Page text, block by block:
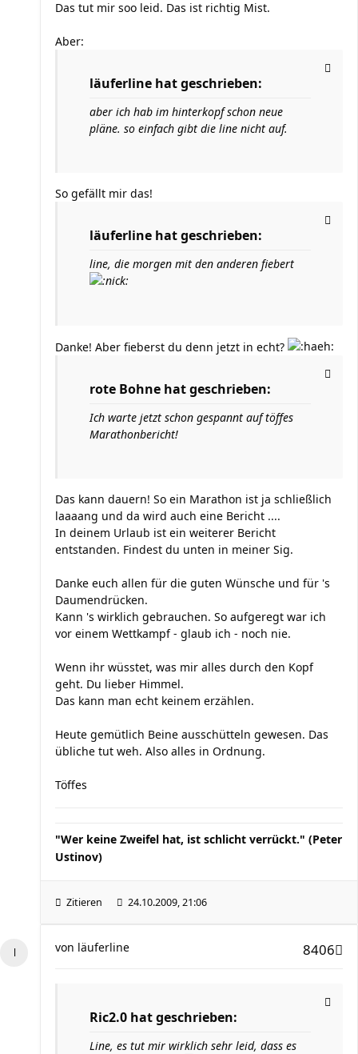
Das tut mir soo leid. Das ist richtig Mist.
Aber:
läuferline hat geschrieben:
aber ich hab im hinterkopf schon neue
pläne. so einfach gibt die line nicht auf.
So gefällt mir das!
läuferline hat geschrieben:
line, die morgen mit den anderen fiebert
Danke! Aber fieberst du denn jetzt in echt?
rote Bohne hat geschrieben:
Ich warte jetzt schon gespannt auf töffes
Marathonbericht!
Das kann dauern! So ein Marathon ist ja schließlich
laaaang und da wird auch eine Bericht ....
In deinem Urlaub ist ein weiterer Bericht
entstanden. Findest du unten in meiner Sig.
Danke euch allen für die guten Wünsche und für 's
Daumendrücken.
Kann 's wirklich gebrauchen. So aufgeregt war ich
vor einem Wettkampf - glaub ich - noch nie.
Wenn ihr wüsstet, was mir alles durch den Kopf
geht. Du lieber Himmel.
Das kann man echt keinem erzählen.
Heute gemütlich Beine ausschütteln gewesen. Das
übliche tut weh. Also alles in Ordnung.
Töffes
"Wer keine Zweifel hat, ist schlicht verrückt." (Peter
Ustinov)
Zitieren 24.10.2009, 21:06
8406
von läuferline
Ric2.0 hat geschrieben:
Line, es tut mir wirklich sehr leid, dass es